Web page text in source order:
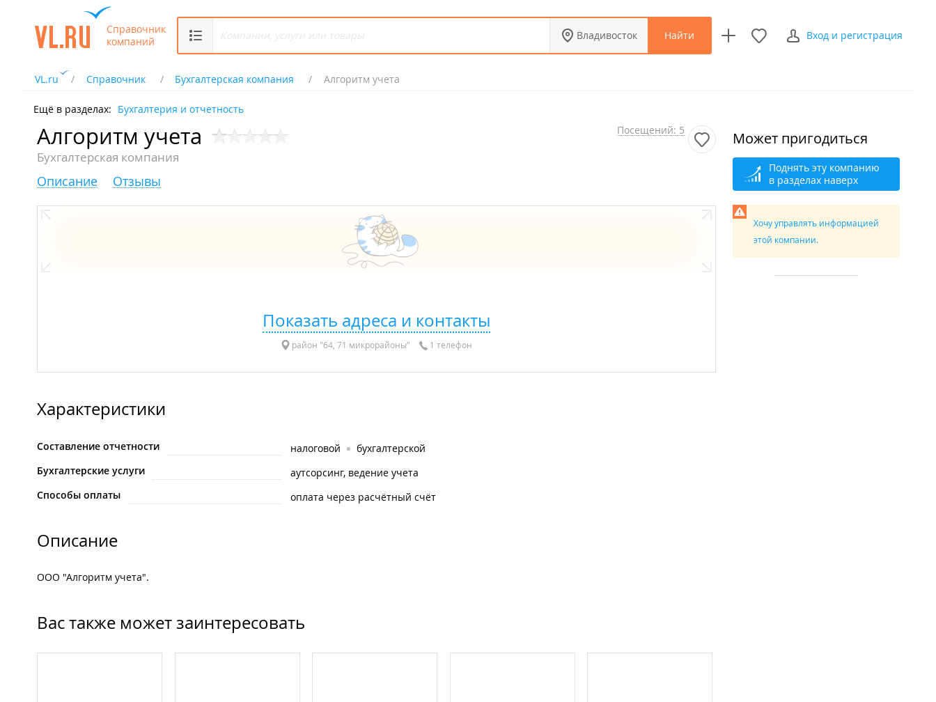
Справочник
компаний
Владивосток Найти Вход и регистрация
VL.ru Справочник Бухгалтерская компания Алгоритм учета
Ещё в разделах: Бухгалтерия и отчетность
Алгоритм учета
Бухгалтерская компания
Посещений: 5
Описание Отзывы
Показать адреса и контакты
район "64, 71 микрорайоны" 1 телефон
Характеристики
Составление отчетности налоговой
бухгалтерской
Бухгалтерские услуги
аутсорсинг, ведение учета
Способы оплаты
оплата через расчётный счёт
Описание
ООО "Алгоритм учета".
Вас также может заинтересовать
Может пригодиться
Поднять эту компанию
в разделах наверх
Хочу управлять информацией
этой компании.